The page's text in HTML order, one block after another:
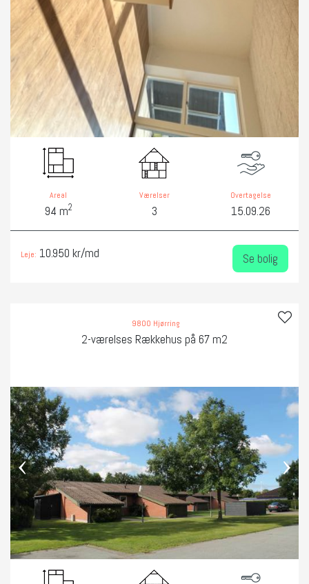
Areal
94 m2
Værelser
3
Overtagelse
15.09.26
Leje: 10.950 kr/md Se bolig
9800 Hjørring
2-værelses Rækkehus på 67 m2
‹ ›